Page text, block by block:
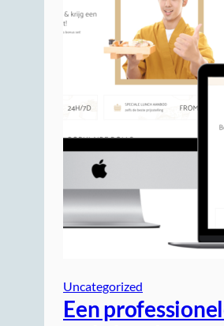
Uncategorized
Een